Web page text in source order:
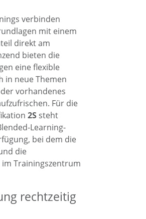
verbinden
mit einem
direkt am
bieten die
eine flexible
in neue Themen
vorhandenes
Für die
2S steht
Learning-
bei dem die
die
Trainingszentrum
rechtzeitig